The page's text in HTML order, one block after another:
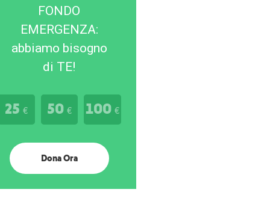
FONDO
EMERGENZA:
abbiamo bisogno
di TE!
25 € 50 € 100€
Dona Ora